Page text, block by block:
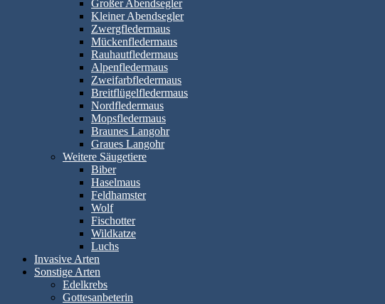
Großer Abendsegler
Kleiner Abendsegler
Zwergfledermaus
Mückenfledermaus
Rauhautfledermaus
Alpenfledermaus
Zweifarbfledermaus
Breitflügelfledermaus
Nordfledermaus
Mopsfledermaus
Braunes Langohr
Graues Langohr
Weitere Säugetiere
Biber
Haselmaus
Feldhamster
Wolf
Fischotter
Wildkatze
Luchs
Invasive Arten
Sonstige Arten
Edelkrebs
Gottesanbeterin